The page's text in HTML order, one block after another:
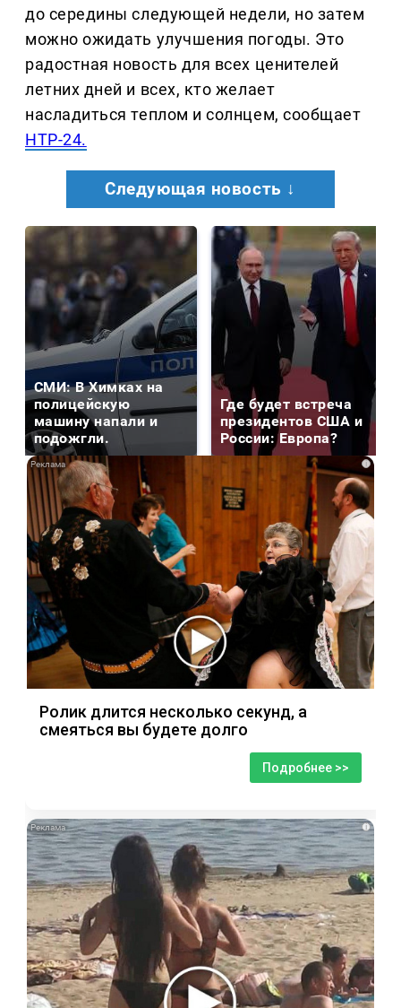
до середины следующей недели, но затем
можно ожидать улучшения погоды. Это
радостная новость для всех ценителей
летних дней и всех, кто желает
насладиться теплом и солнцем, сообщает
НТР-24.
Следующая новость ↓
СМИ: В Химках на
полицейскую
машину напали и
подожгли.
Где будет встреча
президентов США и
России: Европа?
i
Ролик длится несколько секунд, а
смеяться вы будете долго
Подробнее >>
i